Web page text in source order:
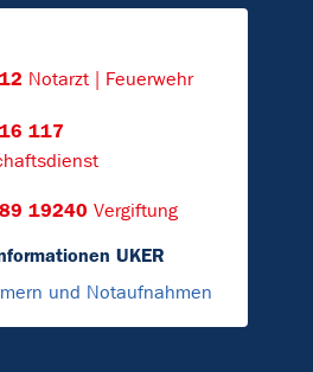
Notarzt | Feuerwehr
117
19240 Vergiftung
UKER
und Notaufnahmen